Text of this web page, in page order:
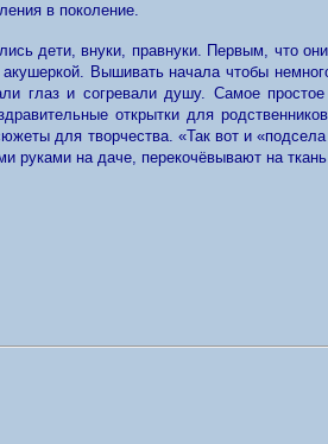
в поколение.
дети, внуки, правнуки. Первым, что
Вышивать начала чтобы
и согревали душу. Самое простое
открытки для
для творчества. «Так вот и
на даче, перекочёвывают на